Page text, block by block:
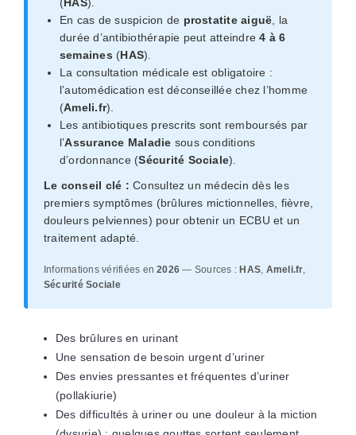
En cas de suspicion de prostatite aiguë , la
durée d’antibiothérapie peut atteindre4 à 6
semaines (HAS).
La consultation médicale est obligatoire :
l’automédication est déconseillée chez l’homme
(Ameli.fr).
Les antibiotiques prescrits sont remboursés par
l’Assurance Maladie sous conditions
d’ordonnance (Sécurité Sociale).
Le conseil clé : Consultez un médecin dès les
premiers symptômes (brûlures mictionnelles, fièvre,
douleurs pelviennes) pour obtenir un ECBU et un
traitement adapté.
Informations vérifiées en2026 — Sources : HAS, Ameli.fr,
Sécurité Sociale
Des brûlures en urinant
Une sensation de besoin urgent d’uriner
Des envies pressantes et fréquentes d’uriner
(pollakiurie)
Des difficultés à uriner ou une douleur à la miction